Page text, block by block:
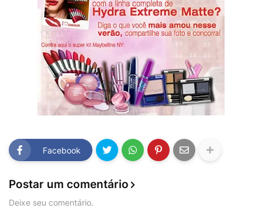
Facebook
Postar um comentário
Deixe seu comentário.